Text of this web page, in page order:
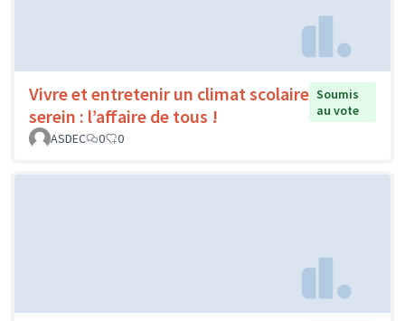
Vivre et entretenir un climat scolaire
serein : l’affaire de tous !
Soumis
au vote
ASDEC
0 0